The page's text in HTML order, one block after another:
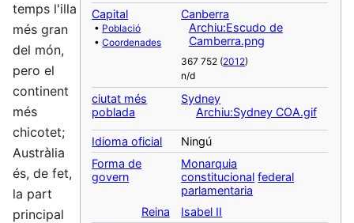
Capital
• Població
•Coordenades
Canberra
Archiu:Escudo de
Camberra.png
367 752 (2012)
n/d
ciutat més
poblada
Sydney
Archiu:Sydney COA.gif
Idioma oficial
Ningú
Forma de
govern
Monarquia
constitucional federal
parlamentaria
Reina
Isabel II
temps l'illa
més gran
del món,
pero el
continent
més
chicotet;
Austràlia
és, de fet,
la part
principal